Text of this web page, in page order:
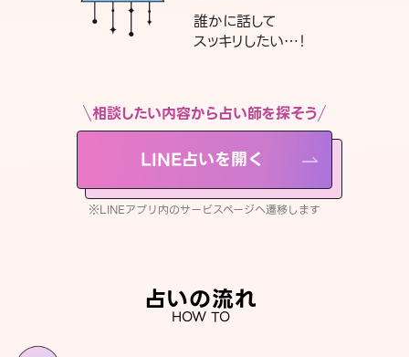
誰かに話して
スッキリしたい…！
相談したい内容から占い師を探そう
LINE占いを開く
※LINEアプリ内のサービスページへ遷移します
占いの流れ
HOW TO